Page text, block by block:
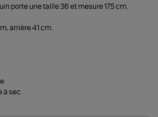
porte une taille 36 et mesure 175 cm.
arrière 41 cm.
à sec.